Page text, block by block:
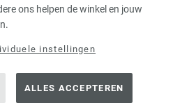
ons helpen de winkel en jouw
instellingen
ALLES ACCEPTEREN
prev next